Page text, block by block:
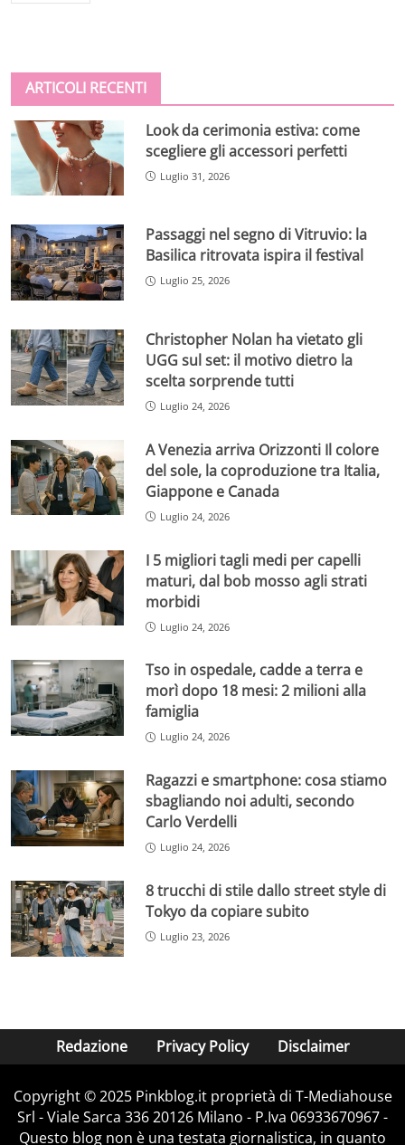
ARTICOLI RECENTI
Look da cerimonia estiva: come
scegliere gli accessori perfetti
Luglio 31, 2026
Passaggi nel segno di Vitruvio: la
Basilica ritrovata ispira il festival
Luglio 25, 2026
Christopher Nolan ha vietato gli
UGG sul set: il motivo dietro la
scelta sorprende tutti
Luglio 24, 2026
A Venezia arriva Orizzonti Il colore
del sole, la coproduzione tra Italia,
Giappone e Canada
Luglio 24, 2026
I 5 migliori tagli medi per capelli
maturi, dal bob mosso agli strati
morbidi
Luglio 24, 2026
Tso in ospedale, cadde a terra e
morì dopo 18 mesi: 2 milioni alla
famiglia
Luglio 24, 2026
Ragazzi e smartphone: cosa stiamo
sbagliando noi adulti, secondo
Carlo Verdelli
Luglio 24, 2026
8 trucchi di stile dallo street style di
Tokyo da copiare subito
Luglio 23, 2026
Redazione Privacy Policy Disclaimer
Copyright © 2025 Pinkblog.it proprietà di T-Mediahouse
Srl - Viale Sarca 336 20126 Milano - P.Iva 06933670967 -
Questo blog non è una testata giornalistica, in quanto